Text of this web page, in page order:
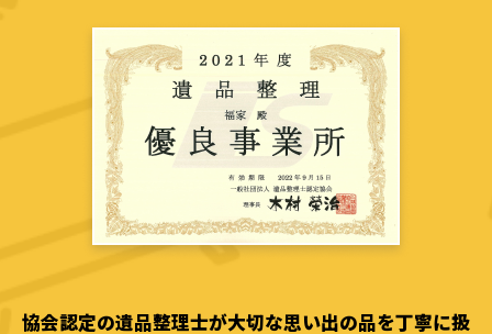
協会認定の遺品整理士が大切な思い出の品を丁寧に扱